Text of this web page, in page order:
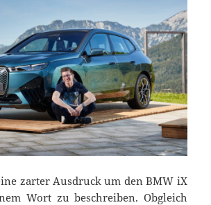
zarter Ausdruck um den BMW iX
Wort zu beschreiben. Obgleich